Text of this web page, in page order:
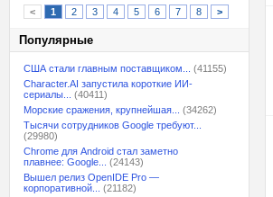
< 1 2 3 4 5 6 7 8 >
Популярные
США стали главным поставщиком...
(41155)
Character.AI запустила короткие ИИ-
сериалы...
(40411)
Морские сражения, крупнейшая...
(34262)
Тысячи сотрудников Google требуют...
(29980)
Chrome для Android стал заметно
плавнее: Google...
(24143)
Вышел релиз OpenIDE Pro —
корпоративной...
(21182)